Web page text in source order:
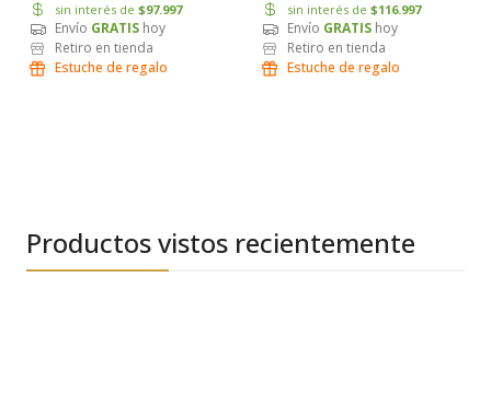
sin interés de $97.997
Envío GRATIS hoy
Retiro en tienda
Estuche de regalo
sin interés de $116.997
Envío GRATIS hoy
Retiro en tienda
Estuche de regalo
Productos vistos recientemente